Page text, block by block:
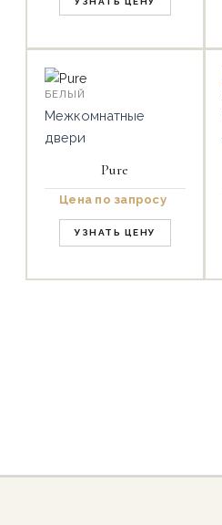
БЕЛЫЙ
Межкомнатные
двери
Pure
Цена по запросу
УЗНАТЬ ЦЕНУ